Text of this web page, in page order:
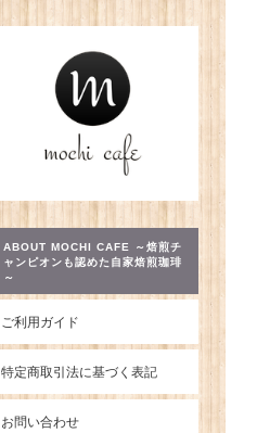
ABOUT MOCHI CAFE ～焙煎チ
ャンピオンも認めた自家焙煎珈琲
～
ご利用ガイド
特定商取引法に基づく表記
お問い合わせ